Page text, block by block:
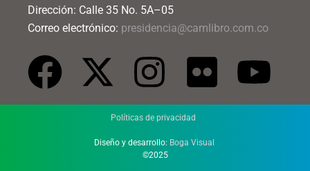
Dirección: Calle 35 No. 5A–05
Correo electrónico: presidencia@camlibro.com.co
Políticas de privacidad
Diseño y desarrollo: Boga Visual
©2025